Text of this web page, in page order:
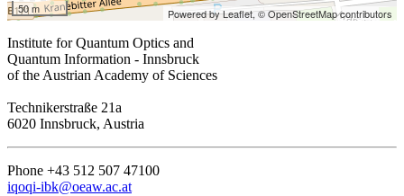
50 m Powered by Leaflet,© OpenStreetMap contributors
Institute for Quantum Optics and
Quantum Information - Innsbruck
of the Austrian Academy of Sciences
Technikerstraße 21a
6020 Innsbruck, Austria
Phone +43 512 507 47100
iqoqi-ibk@oeaw.ac.at